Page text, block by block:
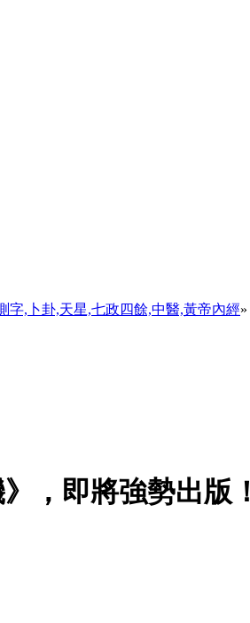
字,卜卦,天星,七政四餘,中醫,黃帝內經»
，即將強勢出版！